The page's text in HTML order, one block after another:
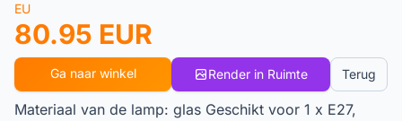
EU
80.95 EUR
Ga naar winkel Render in Ruimte Terug
Materiaal van de lamp: glas Geschikt voor 1 x E27,